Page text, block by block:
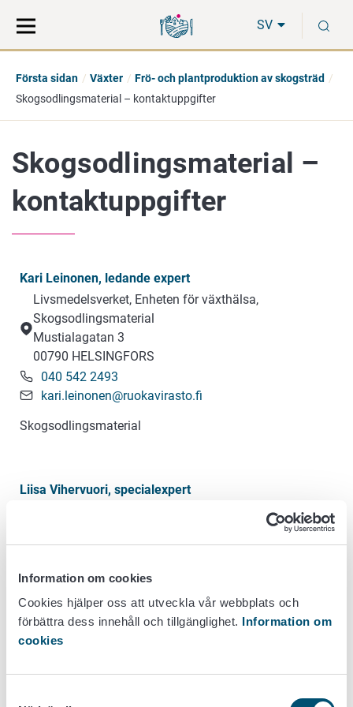
Information om cookies
Cookies hjälper oss att utveckla vår webbplats och
förbättra dess innehåll och tillgänglighet. Information om
cookies
direkt
till
på
hela
SV
Första sidan Växter
Frö- och plantproduktion av skogsträd
Skogsodlingsmaterial – kontaktuppgifter
Skogsodlingsmaterial –
kontaktuppgifter
Kari Leinonen, ledande expert
Livsmedelsverket, Enheten för växthälsa,
Skogsodlingsmaterial
Mustialagatan 3
00790 HELSINGFORS
040 542 2493
kari.leinonen@ruokavirasto.fi
Skogsodlingsmaterial
Liisa Vihervuori, specialexpert
träproduktion, import och export av timmer
Vuokko Leinonen, överinspektör